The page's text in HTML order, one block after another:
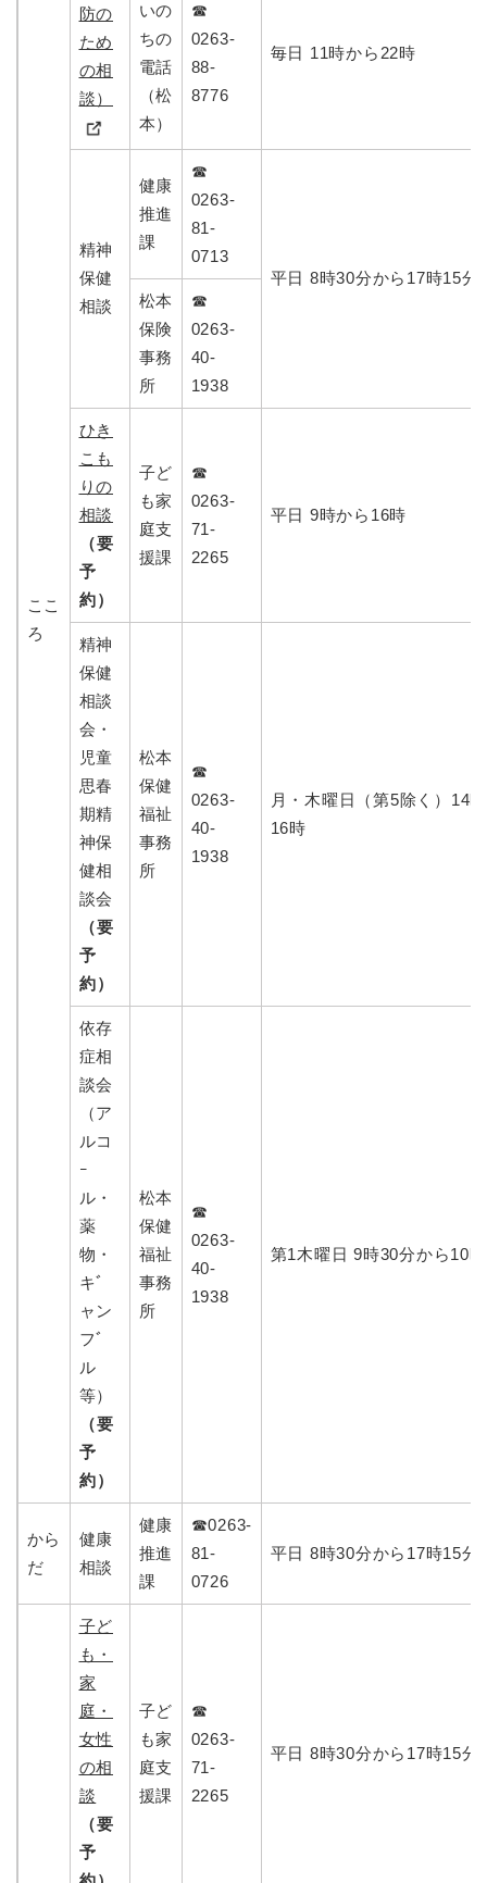
ここ
ろ
防の
ため
の相
談）
いの
ちの
電話
（松
本）
☎
0263-
88-
8776
毎日 11時から22時
精神
保健
相談
健康
推進
課
☎
0263-
81-
0713
平日 8時30分から17時15分
松本
保険
事務
所
☎
0263-
40-
1938
ひき
こも
りの
相談
（要
予
約）
子ど
も家
庭支
援課
☎
0263-
71-
2265
平日 9時から16時
精神
保健
相談
会・
児童
思春
期精
神保
健相
談会
（要
予
約）
松本
保健
福祉
事務
所
☎
0263-
40-
1938
月・木曜日（第5除く）14
16時
依存
症相
談会
（ア
ルコ
ｰ
ル・
薬
物・
キﾞ
ャン
フﾞ
ル
等）
（要
予
約）
松本
保健
福祉
事務
所
☎
0263-
40-
1938
第1木曜日 9時30分から10時
から
だ
健康
相談
健康
推進
課
☎0263-
81-
0726
平日 8時30分から17時15分
子ど
も・
家
庭・
女性
の相
談
（要
予
子ど
も家
庭支
援課
☎
0263-
71-
2265
平日 8時30分から17時15分